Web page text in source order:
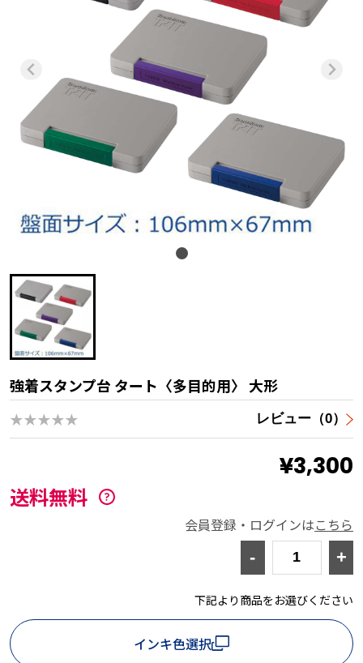
強着スタンプ台 タート〈多目的用〉 大形
★★★★★ レビュー（0）
¥3,300
送料無料
会員登録・ログインはこちら
- +
下記より商品をお選びください
インキ色選択